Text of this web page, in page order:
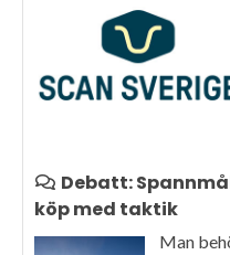
Debatt:
köp med taktik
Man